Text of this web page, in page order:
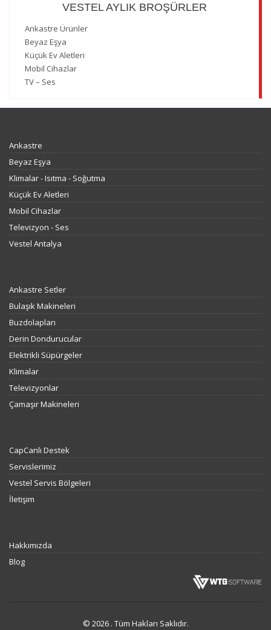
VESTEL AYLIK BROŞÜRLER
Ankastre Ürünler
Beyaz Eşya
Küçük Ev Aletleri
Mobil Cihazlar
TV – Ses
Ankastre
Beyaz Eşya
Klimalar - Isıtma - Soğutma
Küçük Ev Aletleri
Mobil Cihazlar
Televizyon - Ses
Vestel Antalya
Ankastre Setler
Bulaşık Makineleri
Buzdolapları
Derin Dondurucular
Elektrikli Süpürgeler
Klimalar
Televizyonlar
Çamaşır Makineleri
CapCanlı Destek
Servislerimiz
Vestel Servis Bölgeleri
İletişim
Hakkımızda
Blog
© 2026 . Tüm Hakları Saklıdır.